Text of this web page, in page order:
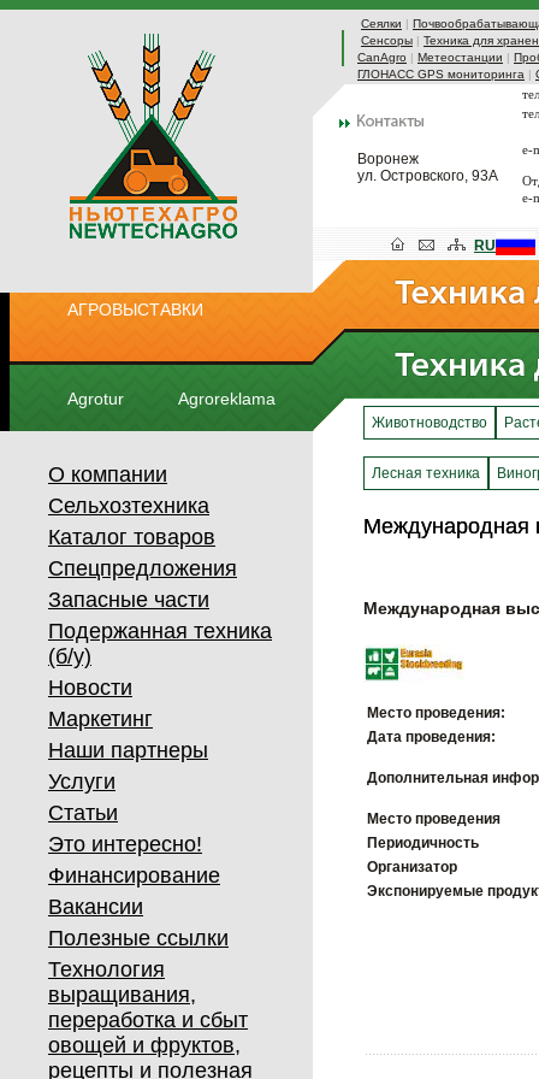
Сеялки |
Сенсоры | Техника для
CanAgro | Метеостанции |
ГЛОНАСС GPS мониторинга |
Воронеж
ул. Островского, 93А
e-
e-
АГРОВЫСТАВКИ
Agrotur Agroreklama
RU
О компании
Сельхозтехника
Каталог товаров
Спецпредложения
Запасные части
Подержанная техника
(б/у)
Новости
Маркетинг
Наши партнеры
Услуги
Статьи
Это интересно!
Финансирование
Вакансии
Полезные ссылки
Технология
выращивания,
переработка и сбыт
овощей и фруктов,
рецепты и полезная
Животноводство
Лесная техника
Международная
Международная
Международная
Место проведения:
Дата проведения:
Дополнительная
Место проведения
Периодичность
Организатор
Экспонируемые